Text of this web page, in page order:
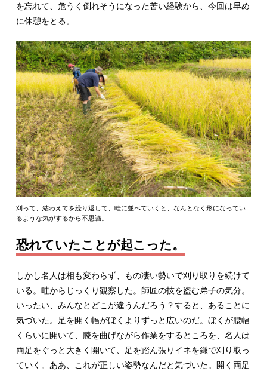
を忘れて、危うく倒れそうになった苦い経験から、今回は早め
に休憩をとる。
刈って、結わえてを繰り返して、畦に並べていくと、なんとなく形になってい
るような気がするから不思議。
恐れていたことが起こった。
しかし名人は相も変わらず、もの凄い勢いで刈り取りを続けて
いる。畦からじっくり観察した。師匠の技を盗む弟子の気分。
いったい、みんなとどこが違うんだろう？すると、あることに
気づいた。足を開く幅がぼくよりずっと広いのだ。ぼくが腰幅
くらいに開いて、膝を曲げながら作業をするところを、名人は
両足をぐっと大きく開いて、足を踏ん張りイネを鎌で刈り取っ
ていく。ああ、これが正しい姿勢なんだと気づいた。開く両足